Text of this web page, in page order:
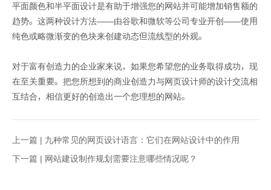
平面颜色和半平面设计是有助于增强您的网站并可能增加销售额的
趋势。这两种设计方法——由谷歌和微软等公司专业开创——使用
纯色或略微渐变的色块来创建动态但流线型的外观。
对于富有创造力的企业家来说，如果您希望您的业务取得成功，现
在至关重要。把您所想到的商业创造力与网页设计师的设计交流相
互结合，相信更好的创造出一个您理想的网站。
上一篇 | 九种常见的网页设计语言：它们在网站设计中的作用
下一篇 | 网站建设制作规划需要注意哪些情况呢？